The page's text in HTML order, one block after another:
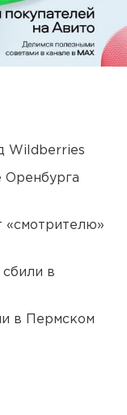
Wildberries
Оренбурга
«смотрителю»
сбили в
в Пермском